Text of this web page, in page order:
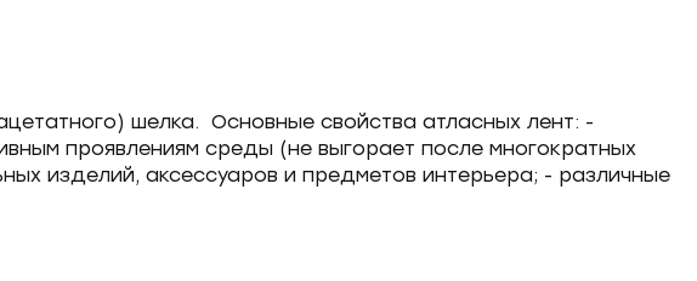
шелка. Основные свойства атласных лент: -
проявлениям среды (не выгорает после многократных
изделий, аксессуаров и предметов интерьера; - различные